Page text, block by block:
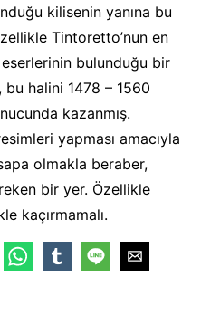
kilisenin yanına bu
Tintoretto’nun en
bulunduğu bir
halini 1478 – 1560
kazanmış.
yapması amacıyla
olmakla beraber,
bir yer. Özellikle
kaçırmamalı.